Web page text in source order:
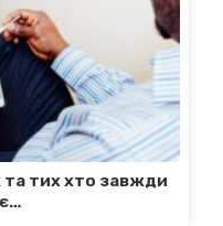
тих хто завжди